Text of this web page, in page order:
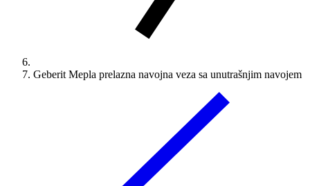
Geberit Mepla prelazna navojna veza sa unutrašnjim navojem